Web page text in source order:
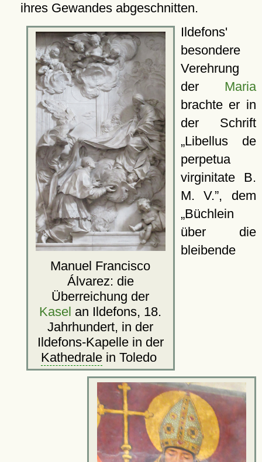
ihres Gewandes abgeschnitten.
Manuel Francisco
Álvarez: die
Überreichung der
Kasel an Ildefons, 18.
Jahrhundert, in der
Ildefons-Kapelle in der
Kathedralein Toledo
Ildefons'
besondere
Verehrung
der Maria
brachte er in
der Schrift
Libellus de
perpetua
virginitate B.
M. V. , dem
Büchlein
über die
bleibende